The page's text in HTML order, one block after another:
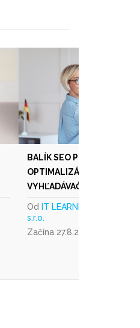
BALÍK SEO PROFESIONÁL -
OPTIMALIZÁCIA PRE
VYHĽADÁVAČE
Od IT LEARNING SLOVAKIA,
s.r.o.
Začína 27.8.2026